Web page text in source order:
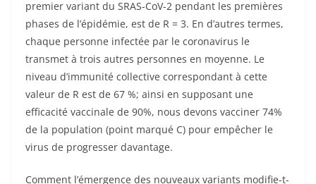
premier variant du SRAS-CoV-2 pendant les premières
phases de l’épidémie, est de R = 3. En d’autres termes,
chaque personne infectée par le coronavirus le
transmet à trois autres personnes en moyenne. Le
niveau d’immunité collective correspondant à cette
valeur de R est de 67 %; ainsi en supposant une
efficacité vaccinale de 90%, nous devons vacciner 74%
de la population (point marqué C) pour empêcher le
virus de progresser davantage.
Comment l’émergence des nouveaux variants modifie-t-